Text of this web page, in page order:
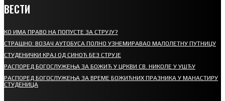
ВЕСТИ
КО ИМА ПРАВО НА ПОПУСТЕ ЗА СТРУЈУ?
СТРАШНО: ВОЗАЧ АУТОБУСА ПОЛНО УЗНЕМИРАВАО МАЛОЛЕТНУ ПУТНИЦУ
СТУДЕНИЧКИ КРАЈ ОД СИНОЋ БЕЗ СТРУЈЕ
РАСПОРЕД БОГОСЛУЖЕЊА ЗА БОЖИЋ У ЦРКВИ СВ. НИКОЛЕ У УШЋУ
РАСПОРЕД БОГОСЛУЖЕЊА ЗА ВРЕМЕ БОЖИЋНИХ ПРАЗНИКА У МАНАСТИРУ
СТУДЕНИЦА